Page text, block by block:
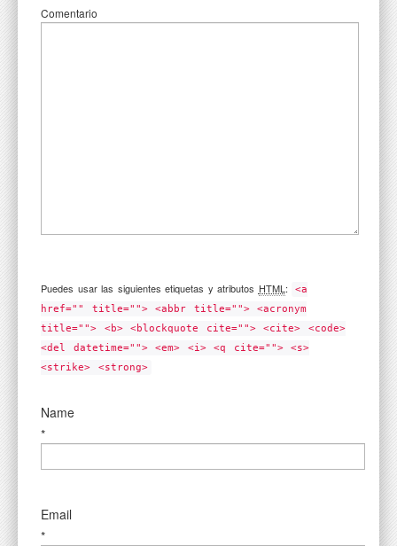
Comentario
Puedes usar las siguientes etiquetas y atributos HTML :
<a
href="" title=""> <abbr title=""> <acronym
title=""> <b> <blockquote cite=""> <cite> <code>
<del datetime=""> <em> <i> <q cite=""> <s>
<strike> <strong>
Name
*
Email
*